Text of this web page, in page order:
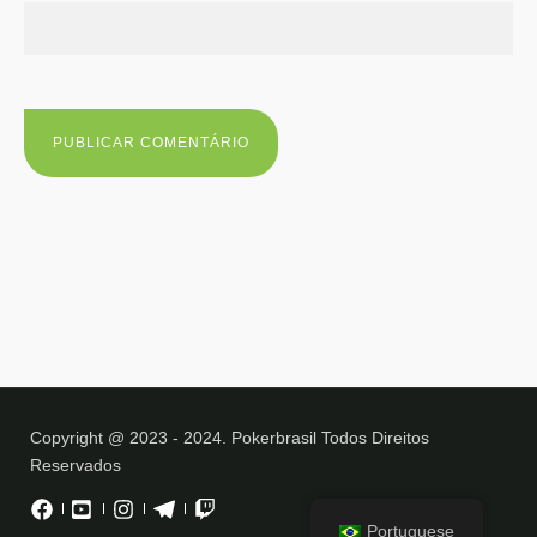
Copyright @ 2023 - 2024. Pokerbrasil Todos Direitos
Reservados
Portuguese